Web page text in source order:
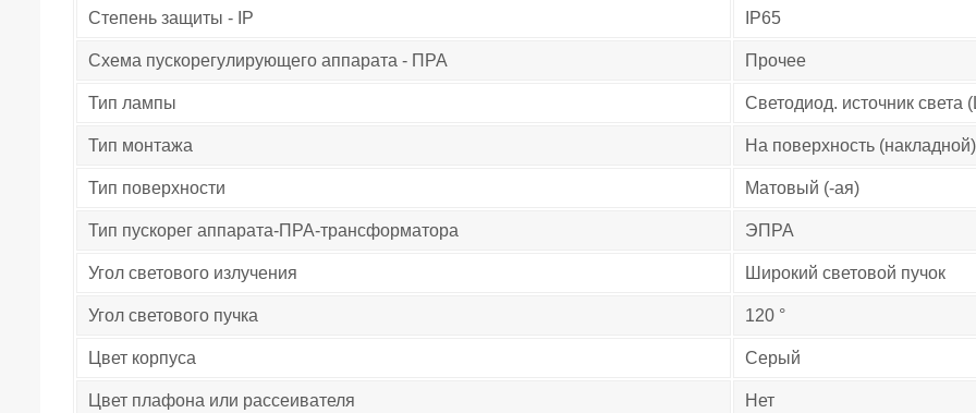
Степень защиты - IP IP65
Схема пускорегулирующего аппарата - ПРА Прочее
Тип лампы Светодиод. источник света
Тип монтажа На поверхность (накладной)
Тип поверхности Матовый (-ая)
Тип пускорег аппарата-ПРА-трансформатора ЭПРА
Угол светового излучения Широкий световой пучок
Угол светового пучка 120 °
Цвет корпуса Серый
Цвет плафона или рассеивателя Нет